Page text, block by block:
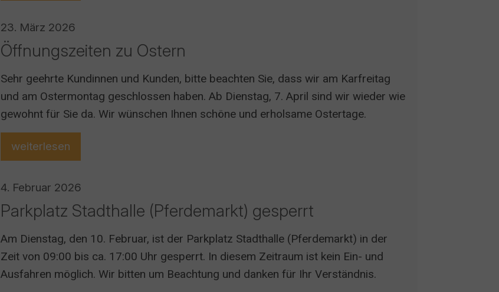
23. März 2026
Öffnungszeiten zu Ostern
Sehr geehrte Kundinnen und Kunden, bitte beachten Sie, dass wir am Karfreitag
und am Ostermontag geschlossen haben. Ab Dienstag, 7. April sind wir wieder wie
gewohnt für Sie da. Wir wünschen Ihnen schöne und erholsame Ostertage.
weiterlesen
4. Februar 2026
Parkplatz Stadthalle (Pferdemarkt) gesperrt
Am Dienstag, den 10. Februar, ist der Parkplatz Stadthalle (Pferdemarkt) in der
Zeit von 09:00 bis ca. 17:00 Uhr gesperrt. In diesem Zeitraum ist kein Ein- und
Ausfahren möglich. Wir bitten um Beachtung und danken für Ihr Verständnis.